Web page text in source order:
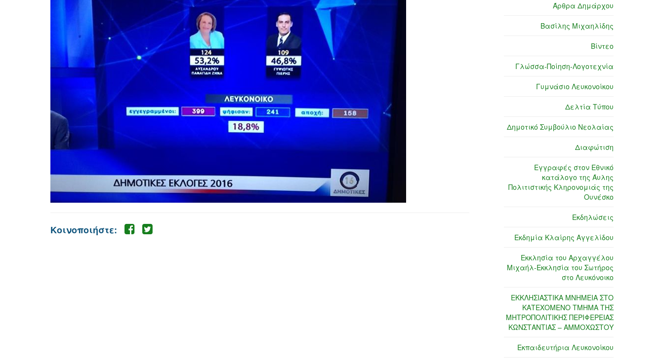
Κοινοποιήστε:
Άρθρα Δημάρχου
Βασίλης Μιχαηλίδης
Βίντεο
Γλώσσα-Ποίηση-Λογοτεχνία
Γυμνάσιο Λευκονοίκου
Δελτία Τύπου
Δημοτικό Συμβούλιο Νεολαίας
Διαφώτιση
Εγγραφές στον Εθνικό
κατάλογο της Άυλης
Πολιτιστικής Κληρονομιάς της
Ουνέσκο
Εκδηλώσεις
Εκδημία Κλαίρης Αγγελίδου
Εκκλησία του Αρχαγγέλου
Μιχαήλ-Εκκλησία του Σωτήρος
στο Λευκόνοικο
ΕΚΚΛΗΣΙΑΣΤΙΚΑ ΜΝΗΜΕΙΑ ΣΤΟ
ΚΑΤΕΧΟΜΕΝΟ ΤΜΗΜΑ ΤΗΣ
ΜΗΤΡΟΠΟΛΙΤΙΚΗΣ ΠΕΡΙΦΕΡΕΙΑΣ
ΚΩΝΣΤΑΝΤΙΑΣ – ΑΜΜΟΧΩΣΤΟΥ
Εκπαιδευτήρια Λευκονοίκου